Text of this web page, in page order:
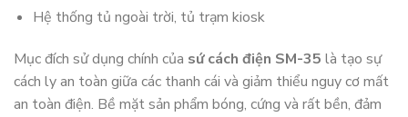
Hệ thống tủ ngoài trời, tủ trạm kiosk
Mục đích sử dụng chính của sứ cách điện SM-35 là tạo sự
cách ly an toàn giữa các thanh cái và giảm thiểu nguy cơ mất
an toàn điện. Bề mặt sản phẩm bóng, cứng và rất bền, đảm